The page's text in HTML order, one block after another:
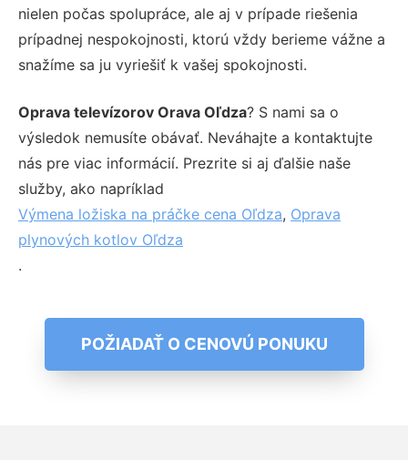
nielen počas spolupráce, ale aj v prípade riešenia
prípadnej nespokojnosti, ktorú vždy berieme vážne a
snažíme sa ju vyriešiť k vašej spokojnosti.
Oprava televízorov Orava Oľdza? S nami sa o
výsledok nemusíte obávať. Neváhajte a kontaktujte
nás pre viac informácií. Prezrite si aj ďalšie naše
služby, ako napríklad
Výmena ložiska na práčke cena Oľdza, Oprava
plynových kotlov Oľdza
.
POŽIADAŤ O CENOVÚ PONUKU